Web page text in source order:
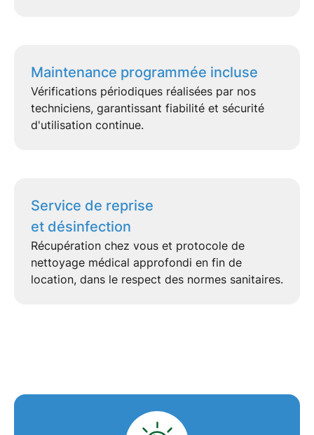
Maintenance programmée incluse
Vérifications périodiques réalisées par nos
techniciens, garantissant fiabilité et sécurité
d'utilisation continue.
Service de reprise
et désinfection
Récupération chez vous et protocole de
nettoyage médical approfondi en fin de
location, dans le respect des normes sanitaires.